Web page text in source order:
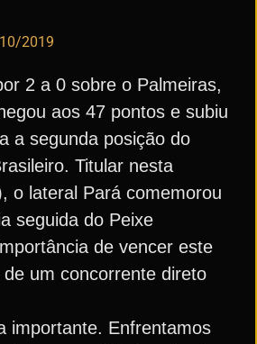
2019
2 a 0 sobre o Palmeiras,
aos 47 pontos e subiu
a segunda posição do
Titular nesta
o lateral Pará comemorou
seguida do Peixe
de vencer este
um concorrente direto
importante. Enfrentamos